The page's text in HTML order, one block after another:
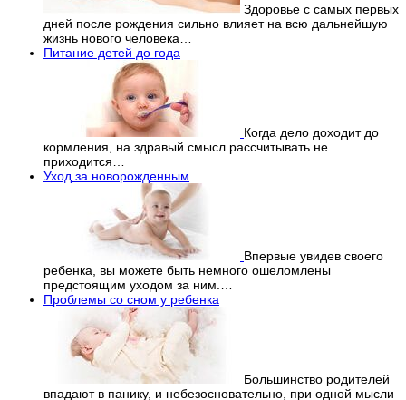
Здоровье с самых первых
дней после рождения сильно влияет на всю дальнейшую
жизнь нового человека…
Питание детей до года
Когда дело доходит до
кормления, на здравый смысл рассчитывать не
приходится…
Уход за новорожденным
Впервые увидев своего
ребенка, вы можете быть немного ошеломлены
предстоящим уходом за ним.…
Проблемы со сном у ребенка
Большинство родителей
впадают в панику, и небезосновательно, при одной мысли